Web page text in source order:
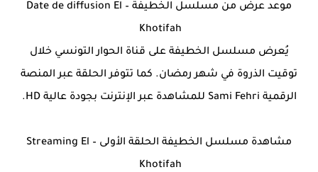
موعد عرض من مسلسل الخطيفة – Date de diffusion El
Khotifah
يُعرض مسلسل الخطيفة على قناة الحوار التونسي خلال
توقيت الذروة في شهر رمضان. كما تتوفر الحلقة عبر المنصة
الرقمية Sami Fehri للمشاهدة عبر الإنترنت بجودة عالية HD.
مشاهدة مسلسل الخطيفة الحلقة الأولى – Streaming El
Khotifah